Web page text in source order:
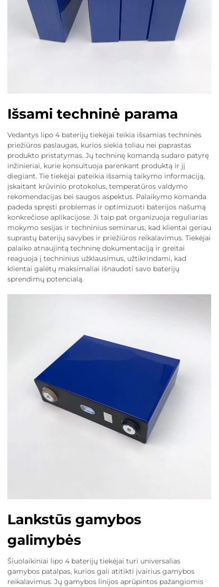
Išsami techninė parama
Vedantys lipo 4 baterijų tiekėjai teikia išsamias techninės
priežiūros paslaugas, kurios siekia toliau nei paprastas
produkto pristatymas. Jų techninę komandą sudaro patyrę
inžinieriai, kurie konsultuoja parenkant produktą ir jį
diegiant. Tie tiekėjai pateikia išsamią taikymo informaciją,
įskaitant krūvinio protokolus, temperatūros valdymo
rekomendacijas bei saugos aspektus. Palaikymo komanda
padeda spręsti problemas ir optimizuoti baterijos našumą
konkrečiose aplikacijose. Ji taip pat organizuoja reguliarias
mokymo sesijas ir techninius seminarus, kad klientai geriau
suprastų baterijų savybes ir priežiūros reikalavimus. Tiekėjai
palaiko atnaujintą techninę dokumentaciją ir greitai
reaguoja į techninius užklausimus, užtikrindami, kad
klientai galėtų maksimaliai išnaudoti savo baterijų
sprendimų potencialą.
Lankstūs gamybos
galimybės
Šiuolaikiniai lipo 4 baterijų tiekėjai turi universalias
gamybos patalpas, kurios gali atitikti įvairius gamybos
reikalavimus. Jų gamybos linijos aprūpintos pažangiomis